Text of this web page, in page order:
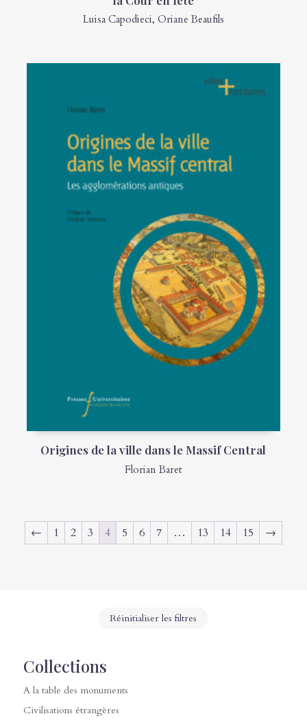
Luisa Capodieci, Oriane Beaufils
Origines de la ville dans le Massif Central
Florian Baret
← 1 2 3 4 5 6 7 … 13 14 15 →
Réinitialiser les filtres
Collections
A la table des monuments
Civilisations étrangères